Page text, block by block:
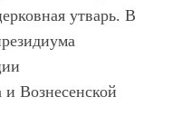
утварь. В
и Вознесенской